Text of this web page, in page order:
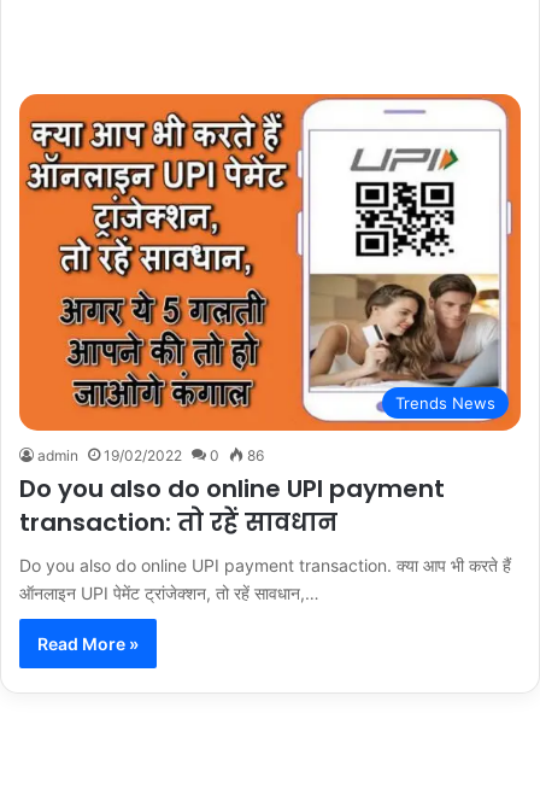
Trends News
admin 19/02/2022 0 86
Do you also do online UPI payment
transaction: तो रहें सावधान
Do you also do online UPI payment transaction. क्या आप भी करते हैं
ऑनलाइन UPI पेमेंट ट्रांजेक्शन, तो रहें सावधान,…
Read More »